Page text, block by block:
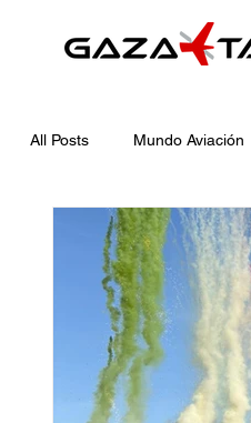
All Posts Mundo Aviación
Aviation World